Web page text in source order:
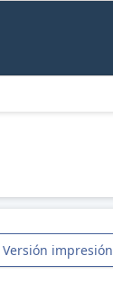
Versión impresión